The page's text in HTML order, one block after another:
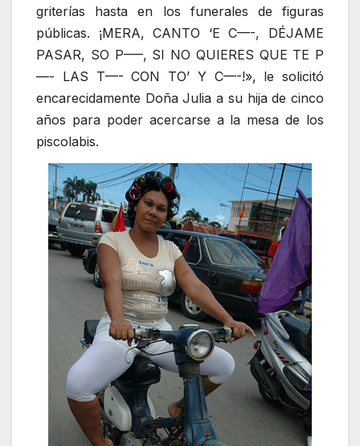
griterías hasta en los funerales de figuras
públicas. ¡MERA, CANTO ‘E C—-, DÉJAME
PASAR, SO P—–, SI NO QUIERES QUE TE P
—- LAS T—- CON TO’ Y C—-!», le solicitó
encarecidamente Doña Julia a su hija de cinco
años para poder acercarse a la mesa de los
piscolabis.